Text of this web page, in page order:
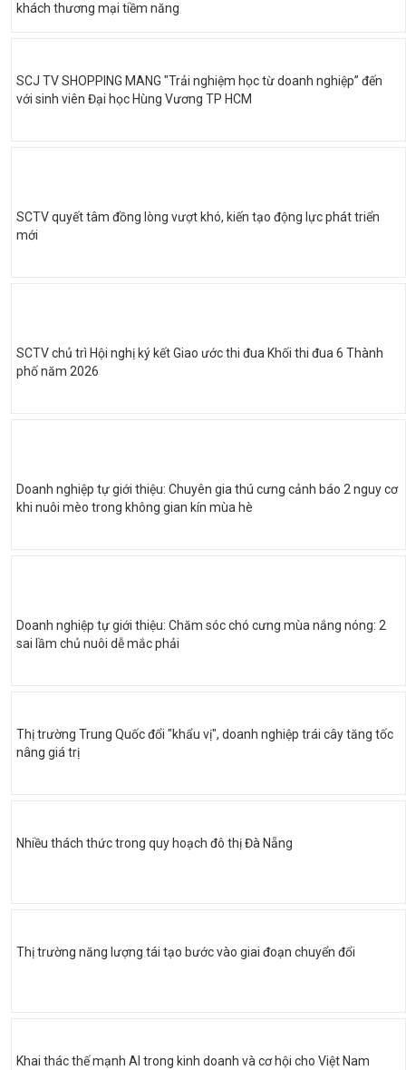
khách thương mại tiềm năng
SCJ TV SHOPPING MANG "Trải nghiệm học từ doanh nghiệp” đến
với sinh viên Đại học Hùng Vương TP HCM
SCTV quyết tâm đồng lòng vượt khó, kiến tạo động lực phát triển
mới
SCTV chủ trì Hội nghị ký kết Giao ước thi đua Khối thi đua 6 Thành
phố năm 2026
Doanh nghiệp tự giới thiệu: Chuyên gia thú cưng cảnh báo 2 nguy cơ
khi nuôi mèo trong không gian kín mùa hè
Doanh nghiệp tự giới thiệu: Chăm sóc chó cưng mùa nắng nóng: 2
sai lầm chủ nuôi dễ mắc phải
Thị trường Trung Quốc đổi "khẩu vị", doanh nghiệp trái cây tăng tốc
nâng giá trị
Nhiều thách thức trong quy hoạch đô thị Đà Nẵng
Thị trường năng lượng tái tạo bước vào giai đoạn chuyển đổi
Khai thác thế mạnh AI trong kinh doanh và cơ hội cho Việt Nam